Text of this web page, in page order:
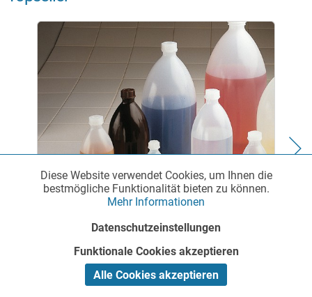
Enghalsflasche aus LDPE
Funktionale Aktiv
Inaktiv
Diese Website verwendet Cookies, um Ihnen die
bestmögliche Funktionalität bieten zu können.
Mehr Informationen
Datenschutzeinstellungen
Funktionale Cookies akzeptieren
Alle Cookies akzeptieren